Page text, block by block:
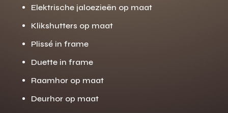
Gratis offerte
Elektrische jaloezieën op maat
Klikshutters op maat
Plissé in frame
Duette in frame
Raamhor op maat
Deurhor op maat